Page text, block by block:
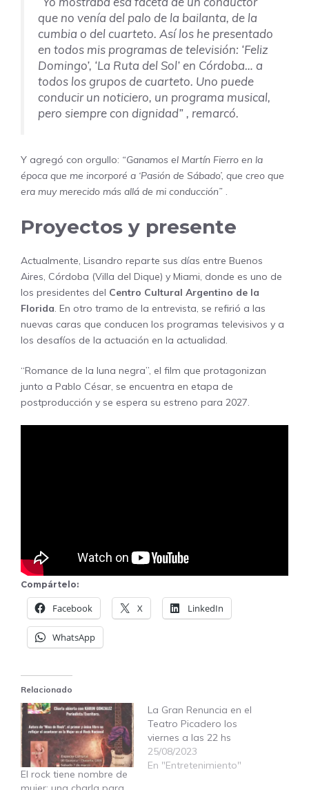
que no venía del palo de la bailanta, de la
cumbia o del cuarteto. Así los he presentado
en todos mis programas de televisión: ‘Feliz
Domingo’, ‘La Ruta del Sol’ en Córdoba… a
todos los grupos de cuarteto. Uno puede
conducir un noticiero, un programa musical,
pero siempre con dignidad” , remarcó.
Y agregó con orgullo: “Ganamos el Martín Fierro en la
época que me incorporé a ‘Pasión de Sábado’, que creo que
era muy merecido más allá de mi conducción” .
Proyectos y presente
Actualmente, Lisandro reparte sus días entre Buenos
Aires, Córdoba (Villa del Dique) y Miami, donde es uno de
los presidentes del Centro Cultural Argentino de la
Florida. En otro tramo de la entrevista, se refirió a las
nuevas caras que conducen los programas televisivos y a
los desafíos de la actuación en la actualidad.
“Romance de la luna negra”, el film que protagonizan
junto a Pablo César, se encuentra en etapa de
postproducción y se espera su estreno para 2027.
Compártelo:
Facebook X LinkedIn
WhatsApp
Relacionado
El rock tiene nombre de
La Gran Renuncia en el
Teatro Picadero los
viernes a las 22 hs
25/08/2023
En "Entretenimiento"